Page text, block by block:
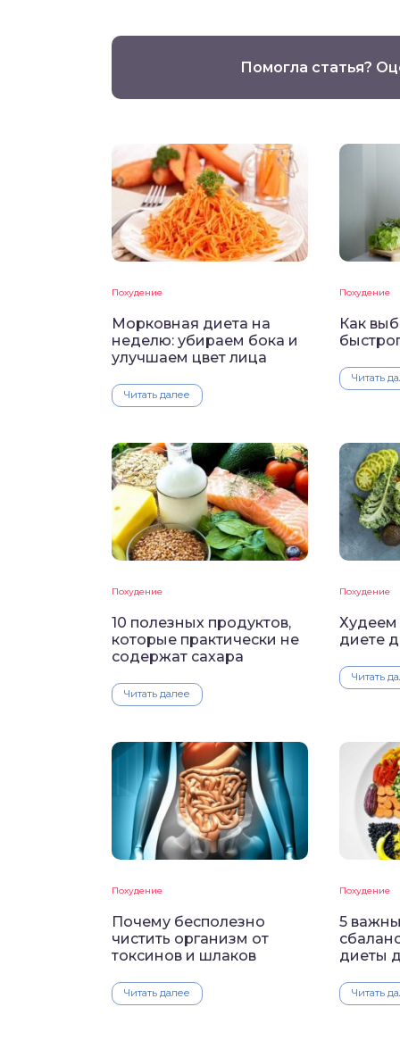
Помогла статья?
Похудение
Морковная диета на
неделю: убираем бока и
улучшаем цвет лица
Читать далее
Похудение
Как
Читать
Похудение
10 полезных продуктов,
которые практически не
содержат сахара
Читать далее
Похудение
Худеем
диете
Читать
Похудение
Почему бесполезно
чистить организм от
токсинов и шлаков
Читать далее
Похудение
5
диеты
Читать